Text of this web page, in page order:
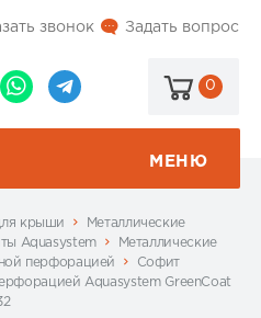
Задать вопрос
звонок
0
МЕНЮ
крыши
Металлические
Aquasystem
Металлические
перфорацией
Софит
Aquasystem GreenCoat